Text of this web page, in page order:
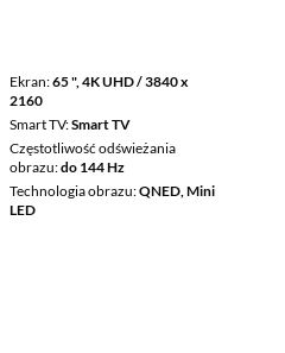
Ekran 65 ", 4K UHD / 3840 x
2160
Smart TV Smart TV
Częstotliwość odświeżania
obrazu do 144 Hz
Technologia obrazu QNED, Mini
LED